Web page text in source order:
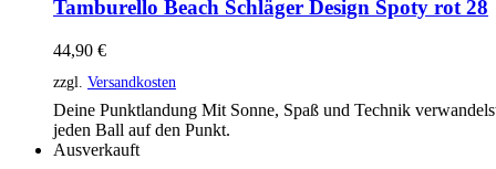
Tamburello Beach Schläger Design Spoty rot 28
44,90 €
zzgl. Versandkosten
Deine Punktlandung Mit Sonne, Spaß und Technik
jeden Ball auf den Punkt.
Ausverkauft